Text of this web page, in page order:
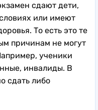
сдают дети,
или имеют
То есть это те
причинам не могут
ученики
инвалиды. В
сдать либо